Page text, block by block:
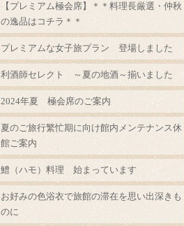
【プレミアム極会席】＊＊料理長厳選・仲秋
の逸品はコチラ＊＊
プレミアムな女子旅プラン 登場しました
利酒師セレクト ～夏の地酒～揃いました
2024年夏 極会席のご案内
夏のご旅行繁忙期に向け館内メンテナンス休
館ご案内
鱧（ハモ）料理 始まっています
お好みの色浴衣で旅館の滞在を思い出深きも
のに